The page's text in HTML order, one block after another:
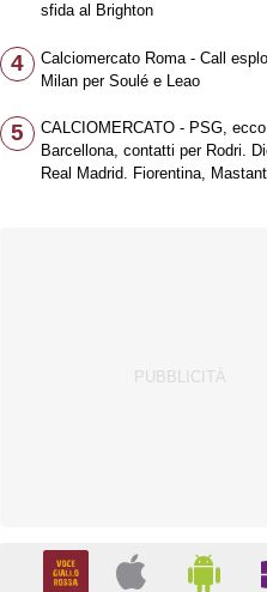
sfida al Brighton
4
Calciomercato Roma - Call
Milan per Soulé e Leao
5
CALCIOMERCATO - PSG,
Barcellona, contatti per Rodri.
Real Madrid. Fiorentina,